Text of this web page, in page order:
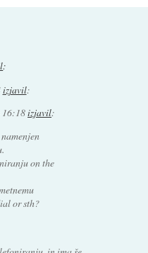
:
izjavil:
16:18izjavil:
on the
or sth?